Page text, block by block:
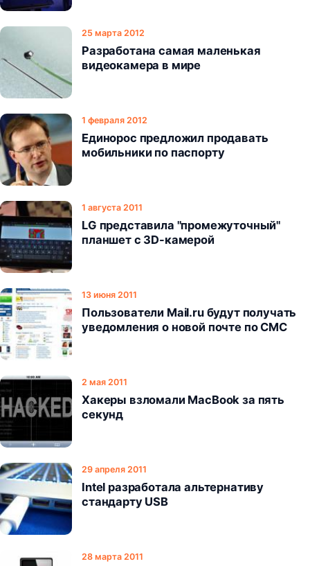
25 марта 2012
Разработана самая маленькая
видеокамера в мире
1 февраля 2012
Единорос предложил продавать
мобильники по паспорту
1 августа 2011
LG представила "промежуточный"
планшет с 3D-камерой
13 июня 2011
Пользователи Mail.ru будут получать
уведомления о новой почте по СМС
2 мая 2011
Хакеры взломали MacBook за пять
секунд
29 апреля 2011
Intel разработала альтернативу
стандарту USB
28 марта 2011